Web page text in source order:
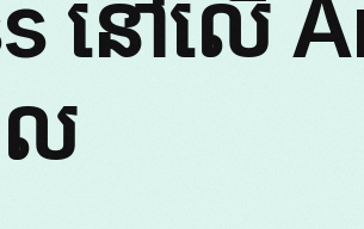
នៅលើ